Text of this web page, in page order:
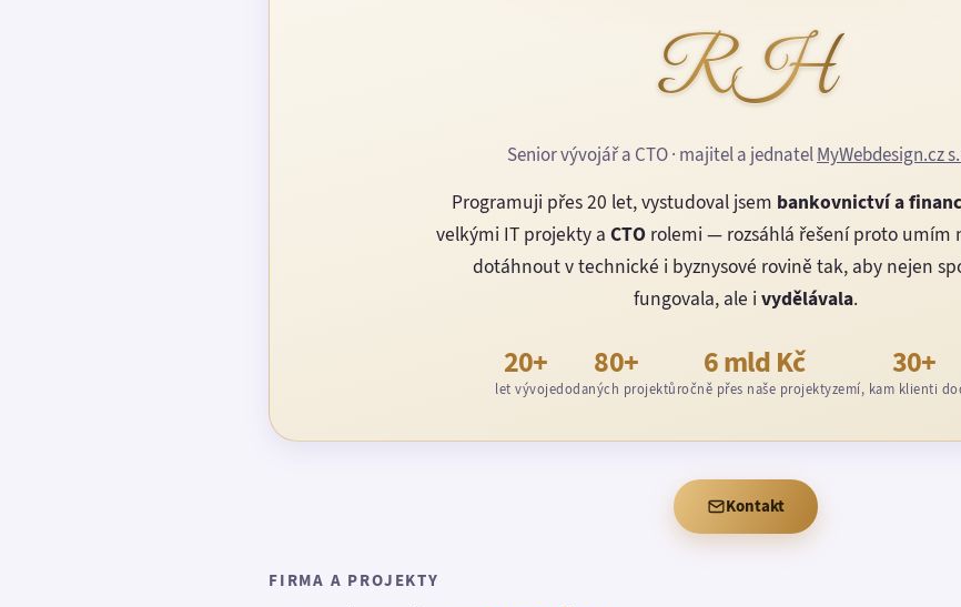
RH
Senior vývojář a CTO · majitel a jednatelMyWebdesign.cz
Programuji přes 20 let, vystudoval jsem bankovnictví a
velkými IT projekty a CTOrolemi — rozsáhlá řešení proto umím
dotáhnout v technické i byznysové rovině tak, aby nejen
fungovala, ale i vydělávala.
20+
let vývoje
80+
dodaných projektů
6 mld Kč
ročně přes naše projekty
30+
zemí, kam klienti
Kontakt
FIRMA A PROJEKTY